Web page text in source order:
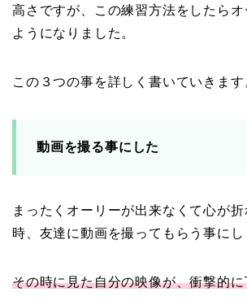
高さですが、この練習方法をしたらオ
ようになりました。
この３つの事を詳しく書いていきます
動画を撮る事にした
まったくオーリーが出来なくて心が
時、友達に動画を撮ってもらう事にし
その時に見た自分の映像が、衝撃的